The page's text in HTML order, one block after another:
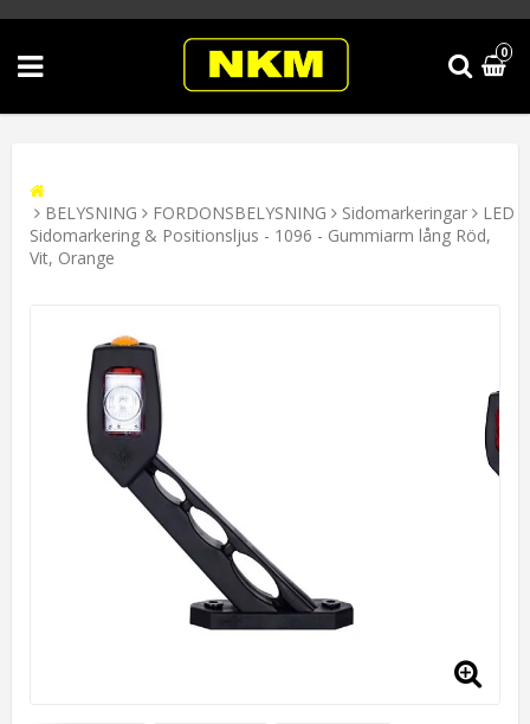
0
BELYSNING FORDONSBELYSNING Sidomarkeringar
LED
Sidomarkering & Positionsljus - 1096 - Gummiarm lång Röd,
Vit, Orange